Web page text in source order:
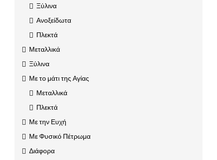
Ξύλινα
Ανοξείδωτα
Πλεκτά
Μεταλλικά
Ξύλινα
Με το μάτι της Αγίας
Μεταλλικά
Πλεκτά
Με την Ευχή
Με Φυσικό Πέτρωμα
Διάφορα